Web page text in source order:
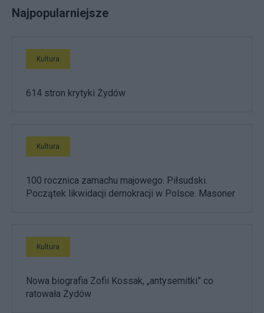
Najpopularniejsze
Kultura
614 stron krytyki Żydów
Kultura
100 rocznica zamachu majowego. Piłsudski.
Początek likwidacji demokracji w Polsce. Masoner
Kultura
Nowa biografia Zofii Kossak, „antysemitki” co
ratowała Żydów